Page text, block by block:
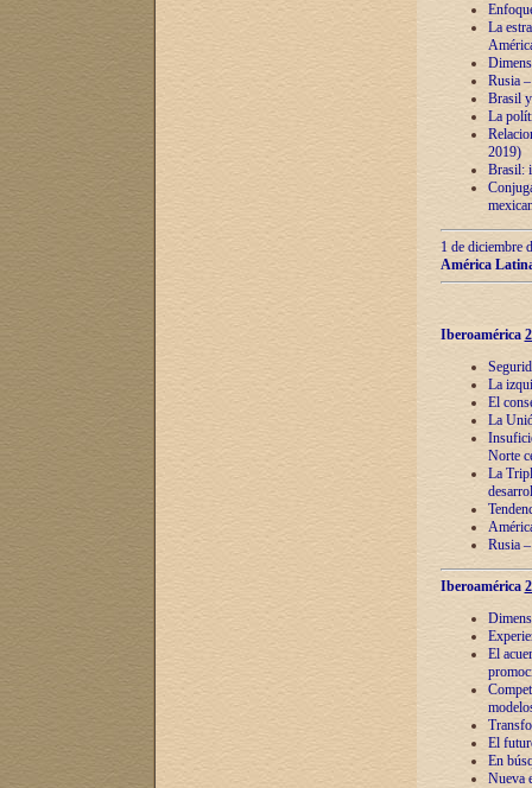
La
Rusia
Brasil
La
2019)
Brasil:
1 de diciembre
América
Iberoamérica
La
El
La
Norte
La
Rusia
Iberoamérica
El
El
En
Nueva